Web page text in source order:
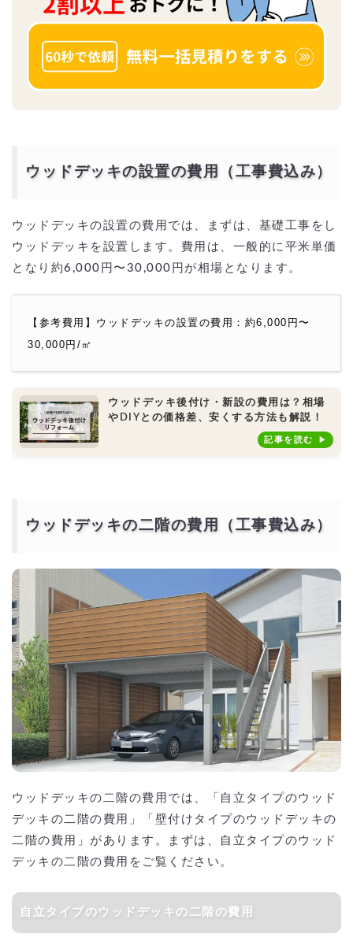
ウッドデッキの設置の費用（工事費込み）
ウッドデッキの設置の費用では、まずは、基礎工事をし
ウッドデッキを設置します。費用は、一般的に平米単価
となり約6,000円〜30,000円が相場となります。
【参考費用】ウッドデッキの設置の費用：約6,000円〜
30,000円/㎡
ウッドデッキ後付け・新設の費用は？相場
やDIYとの価格差、安くする方法も解説！
記事を読む
ウッドデッキの二階の費用（工事費込み）
ウッドデッキの二階の費用では、「自立タイプのウッド
デッキの二階の費用」「壁付けタイプのウッドデッキの
二階の費用」があります。まずは、自立タイプのウッド
デッキの二階の費用をご覧ください。
自立タイプのウッドデッキの二階の費用